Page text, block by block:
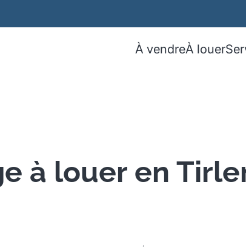
À vendreÀ louer
à louer en